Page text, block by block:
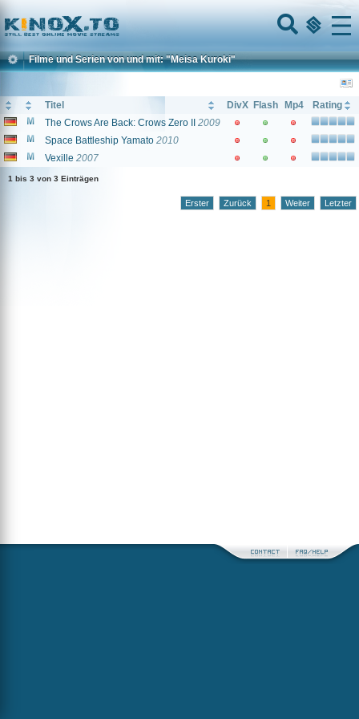
Home
Menu
Filme und Serien von und mit: "Meisa Kuroki"
Titel DivX Flash Mp4
Rating
The Crows Are Back: Crows Zero II
2009
Space Battleship Yamato 2010
Vexille 2007
1 bis 3 von 3 Einträgen
Erster Zurück 1 Weiter Letzter